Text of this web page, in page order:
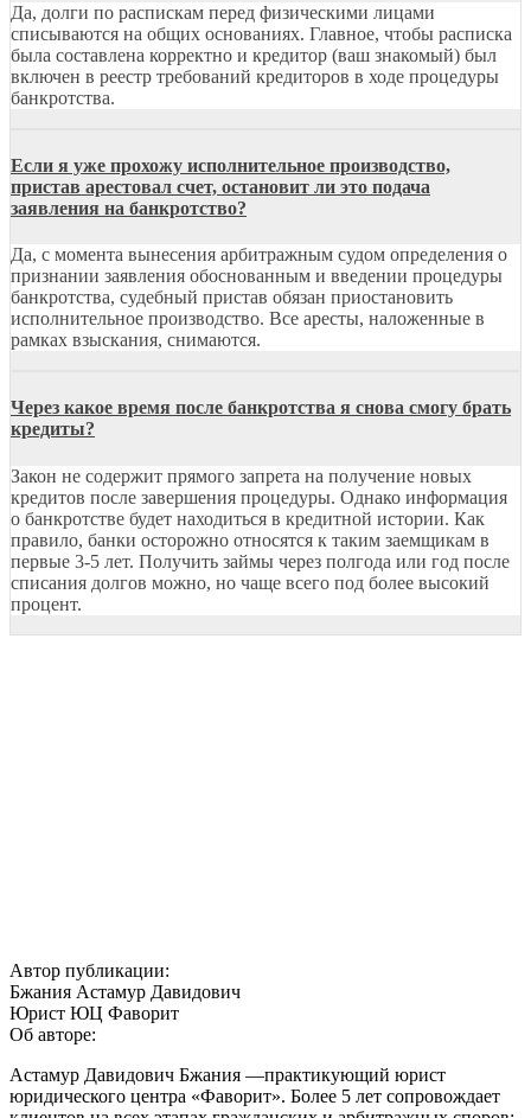
Да, долги по распискам перед физическими лицами
списываются на общих основаниях. Главное, чтобы расписка
была составлена корректно и кредитор (ваш знакомый) был
включен в реестр требований кредиторов в ходе процедуры
банкротства.
Если я уже прохожу исполнительное производство,
пристав арестовал счет, остановит ли это подача
заявления на банкротство?
Да, с момента вынесения арбитражным судом определения о
признании заявления обоснованным и введении процедуры
банкротства, судебный пристав обязан приостановить
исполнительное производство. Все аресты, наложенные в
рамках взыскания, снимаются.
Через какое время после банкротства я снова смогу брать
кредиты?
Закон не содержит прямого запрета на получение новых
кредитов после завершения процедуры. Однако информация
о банкротстве будет находиться в кредитной истории. Как
правило, банки осторожно относятся к таким заемщикам в
первые 3-5 лет. Получить займы через полгода или год после
списания долгов можно, но чаще всего под более высокий
процент.
Автор публикации:
Бжания Астамур Давидович
Юрист ЮЦ Фаворит
Об авторе:
Астамур Давидович Бжания —практикующий юрист
юридического центра «Фаворит». Более 5 лет сопровождает